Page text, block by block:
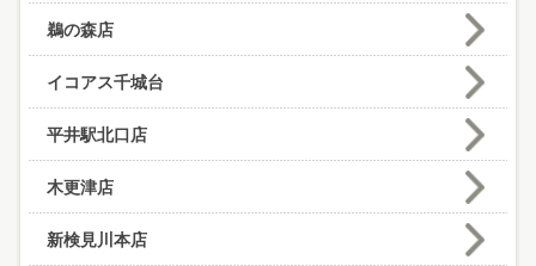
鵜の森店
イコアス千城台
平井駅北口店
木更津店
新検見川本店